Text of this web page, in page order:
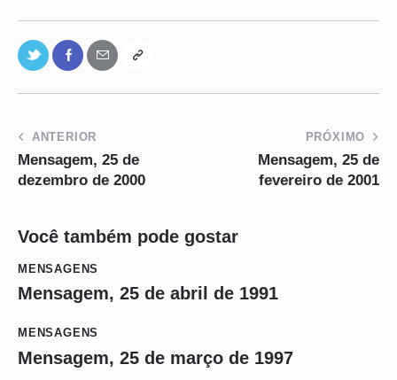
ANTERIOR
Mensagem, 25 de
dezembro de 2000
PRÓXIMO
Mensagem, 25 de
fevereiro de 2001
Você também pode gostar
MENSAGENS
Mensagem, 25 de abril de 1991
MENSAGENS
Mensagem, 25 de março de 1997